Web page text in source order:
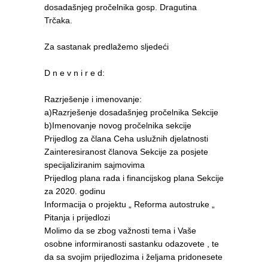
dosadašnjeg pročelnika gosp. Dragutina
Trčaka.
Za sastanak predlažemo sljedeći
D n e v n i r e d:
Razrješenje i imenovanje:
a)Razrješenje dosadašnjeg pročelnika Sekcije
b)Imenovanje novog pročelnika sekcije
Prijedlog za člana Ceha uslužnih djelatnosti
Zainteresiranost članova Sekcije za posjete
specijaliziranim sajmovima
Prijedlog plana rada i financijskog plana Sekcije
za 2020. godinu
Informacija o projektu „ Reforma autostruke „
Pitanja i prijedlozi
Molimo da se zbog važnosti tema i Vaše
osobne informiranosti sastanku odazovete , te
da sa svojim prijedlozima i željama pridonesete